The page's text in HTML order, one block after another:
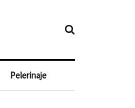
Pelerinaje